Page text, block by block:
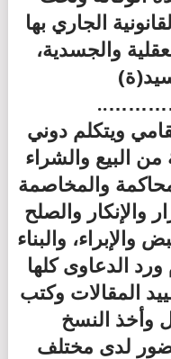
الجاري بها
والجسدية،
ويتكلم دوني
البيع والشراء
والمخاصمة
والإنكار والصلح
والبناء
الدعاوى كلها
المقالات وكتب
وأخذ النسخ
لدى مختلف